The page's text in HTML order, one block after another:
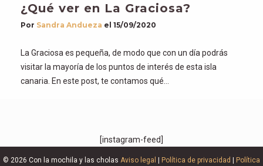
¿Qué ver en La Graciosa?
Por Sandra Andueza el 15/09/2020
La Graciosa es pequeña, de modo que con un día podrás
visitar la mayoría de los puntos de interés de esta isla
canaria. En este post, te contamos qué…
[instagram-feed]
© 2026 Con la mochila y las cholas Aviso legal | Política de privacidad | Política